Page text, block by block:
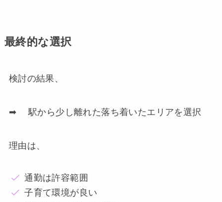
最終的な選択
検討の結果、
➡ 駅から少し離れた落ち着いたエリアを選択
理由は、
通勤は許容範囲
子育て環境が良い